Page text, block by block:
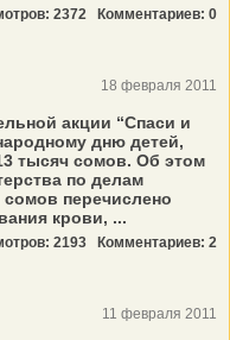
2372 Комментариев: 0
18 февраля 2011
акции “Спаси и
дню детей,
тысяч сомов. Об этом
по делам
перечислено
крови, ...
2193 Комментариев: 2
11 февраля 2011